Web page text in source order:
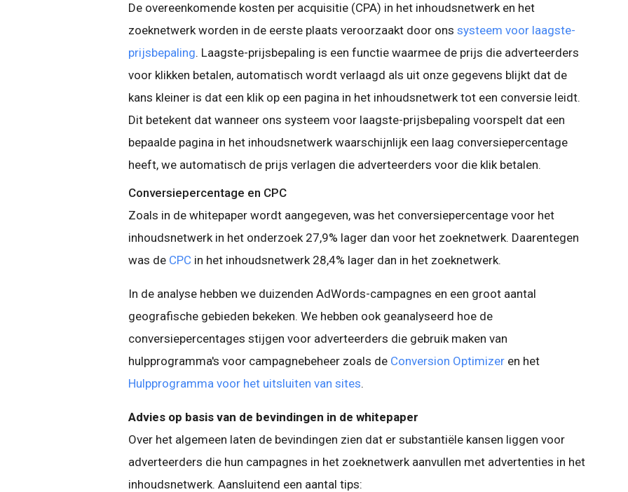
De overeenkomende kosten per acquisitie (CPA) in het inhoudsnetwerk en het
zoeknetwerk worden in de eerste plaats veroorzaakt door ons systeem voor laagste-
prijsbepaling. Laagste-prijsbepaling is een functie waarmee de prijs die adverteerders
voor klikken betalen, automatisch wordt verlaagd als uit onze gegevens blijkt dat de
kans kleiner is dat een klik op een pagina in het inhoudsnetwerk tot een conversie leidt.
Dit betekent dat wanneer ons systeem voor laagste-prijsbepaling voorspelt dat een
bepaalde pagina in het inhoudsnetwerk waarschijnlijk een laag conversiepercentage
heeft, we automatisch de prijs verlagen die adverteerders voor die klik betalen.
Conversiepercentage en CPC
Zoals in de whitepaper wordt aangegeven, was het conversiepercentage voor het
inhoudsnetwerk in het onderzoek 27,9% lager dan voor het zoeknetwerk. Daarentegen
was de CPC in het inhoudsnetwerk 28,4% lager dan in het zoeknetwerk.
In de analyse hebben we duizenden AdWords-campagnes en een groot aantal
geografische gebieden bekeken. We hebben ook geanalyseerd hoe de
conversiepercentages stijgen voor adverteerders die gebruik maken van
hulpprogramma's voor campagnebeheer zoals de Conversion Optimizer en het
Hulpprogramma voor het uitsluiten van sites.
Advies op basis van de bevindingen in de whitepaper
Over het algemeen laten de bevindingen zien dat er substantiële kansen liggen voor
adverteerders die hun campagnes in het zoeknetwerk aanvullen met advertenties in het
inhoudsnetwerk. Aansluitend een aantal tips: